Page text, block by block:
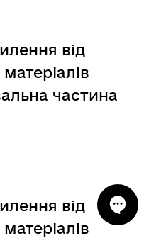
від
частина
від